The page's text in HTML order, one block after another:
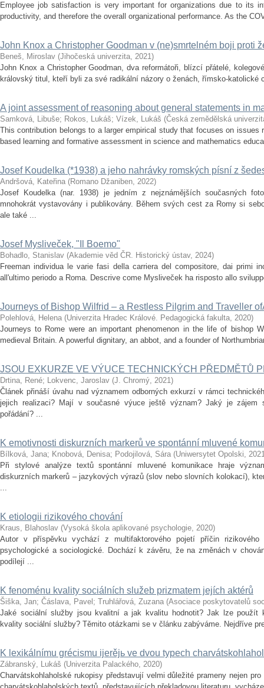
Employee job satisfaction is very important for organizations due to its
productivity, and therefore the overall organizational performance. As the
John Knox a Christopher Goodman v (ne)smrtelném boji proti
Beneš, Miroslav (Jihočeská univerzita, 2021)
John Knox a Christopher Goodman, dva reformátoři, blízcí přátelé,
královský titul, kteří byli za své radikální názory o ženách, římsko-katolické
A joint assessment of reasoning about general statements in
Samková, Libuše; Rokos, Lukáš; Vízek, Lukáš (Česká zemědělská
This contribution belongs to a larger empirical study that focuses on issues
based learning and formative assessment in science and mathematics
Josef Koudelka (*1938) a jeho nahrávky romských písní z
Andršová, Kateřina (Romano Džaniben, 2022)
Josef Koudelka (nar. 1938) je jedním z nejznámějších současných
mnohokrát vystavovány i publikovány. Během svých cest za Romy si
ale také ...
Josef Mysliveček, "Il Boemo"
Bohadlo, Stanislav (Akademie věd ČR. Historický ústav, 2024)
Freeman individua le varie fasi della carriera del compositore, dai primi
all'ultimo periodo a Roma. Descrive come Mysliveček ha risposto allo
Journeys of Bishop Wilfrid – a Restless Pilgrim and Traveller
Polehlová, Helena (Univerzita Hradec Králové. Pedagogická fakulta, 2020)
Journeys to Rome were an important phenomenon in the life of bishop
medieval Britain. A powerful dignitary, an abbot, and a founder of
JSOU EXKURZE VE VÝUCE TECHNICKÝCH PŘEDMĚTŮ
Drtina, René; Lokvenc, Jaroslav (J. Chromý, 2021)
Článek přináší úvahu nad významem odborných exkurzí v rámci
jejich realizaci? Mají v současné výuce ještě význam? Jaký je zájem
pořádání? ...
K emotivnosti diskurzních markerů ve spontánní mluvené
Bílková, Jana; Knobová, Denisa; Podojilová, Sára (Uniwersytet Opolski,
Při stylové analýze textů spontánní mluvené komunikace hraje
diskurzních markerů – jazykových výrazů (slov nebo slovních kolokací),
...
K etiologii rizikového chování
Kraus, Blahoslav (Vysoká škola aplikované psychologie, 2020)
Autor v příspěvku vychází z multifaktorového pojetí příčin rizikového
psychologické a sociologické. Dochází k závěru, že na změnách v
podílejí ...
K fenoménu kvality sociálních služeb prizmatem jejích aktérů
Šiška, Jan; Čáslava, Pavel ; Truhlářová, Zuzana (Asociace poskytovatelů
Jaké sociální služby jsou kvalitní a jak kvalitu hodnotit? Jak lze použít
kvality sociální služby? Těmito otázkami se v článku zabýváme. Nejdříve
K lexikálnímu grécismu ijerějь ve dvou typech
Zábranský, Lukáš (Univerzita Palackého, 2020)
Charvátskohlaholské rukopisy představují velmi důležité prameny nejen